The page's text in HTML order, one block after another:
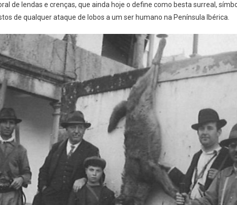
de lendas e crenças, que ainda hoje o define como besta surreal,
de qualquer ataque de lobos a um ser humano na Península Ibérica.